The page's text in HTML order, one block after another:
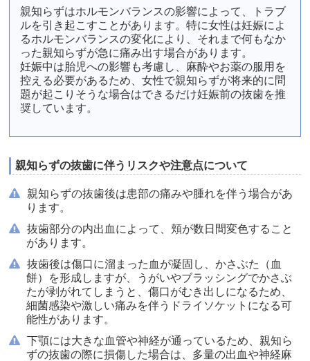
親知らずはホルモンバランスの影響によって、トラブ
ルを引き起こすことがあります。特に女性は妊娠によ
るホルモンバランスの変化により、それまで何もなか
った親知らずが急に痛み出す場合があります。
妊娠中は胎児への影響も考慮し、麻酔やお薬の服用を
控える必要があるため、女性で親知らずが将来的に問
題が起こりそうな場合はできるだけ妊娠前の抜歯を推
奨しています。
親知らずの抜歯に伴うリスクや注意点について
親知らずの抜歯後は患部の痛みや腫れを伴う場合があ
ります。
抜歯部分の内出血によって、頬が数日間変色すること
があります。
抜歯後は傷口に溜まった血が凝固し、かさぶた（血
餅）を形成しますが、うがいやブラッシングでかさぶ
たが剥がれてしまうと、傷口がむき出しになるため、
細菌感染や激しい痛みを伴うドライソケットになる可
能性があります。
下顎には大きな血管や神経が通っているため、親知ら
ずの抜歯の際に損傷した場合は、多量の出血や神経麻